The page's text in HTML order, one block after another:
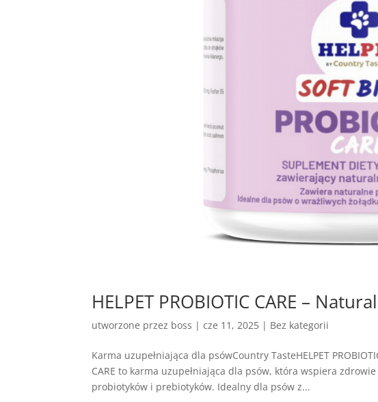
HELPET PROBIOTIC CARE –
utworzone przez boss |cze 11, 2025 | Bez kategorii
Karma uzupełniająca dla psówCountry TasteHELPET
CARE to karma uzupełniająca dla psów, która wspiera
probiotyków i prebiotyków. Idealny dla psów z...